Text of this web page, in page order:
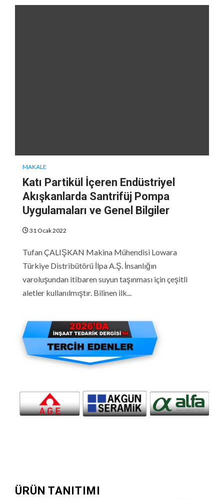
MAKALE
Katı Partikül İçeren Endüstriyel
Akışkanlarda Santrifüj Pompa
Uygulamaları ve Genel Bilgiler
31 Ocak 2022
Tufan ÇALIŞKAN Makina Mühendisi Lowara
Türkiye Distribütörü İlpa A.Ş. İnsanlığın
varoluşundan itibaren suyun taşınması için çeşitli
aletler kullanılmıştır. Bilinen ilk...
ÜRÜN TANITIMI